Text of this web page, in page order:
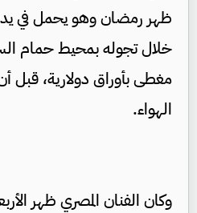
ظهر رمضان وهو يحمل في
خلال تجوله بمحيط حمام
مغطى بأوراق دولارية، قبل
الهواء.
وكان الفنان المصري ظهر